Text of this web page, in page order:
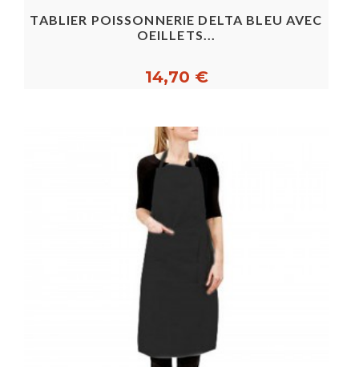
TABLIER POISSONNERIE DELTA BLEU AVEC
OEILLETS...
14,70 €